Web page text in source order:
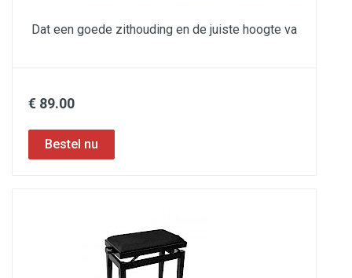
Dat een goede zithouding en de juiste hoogte va
€ 89.00